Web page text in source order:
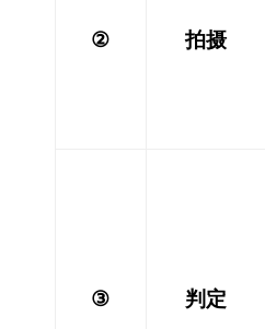
② 拍摄
③ 判定